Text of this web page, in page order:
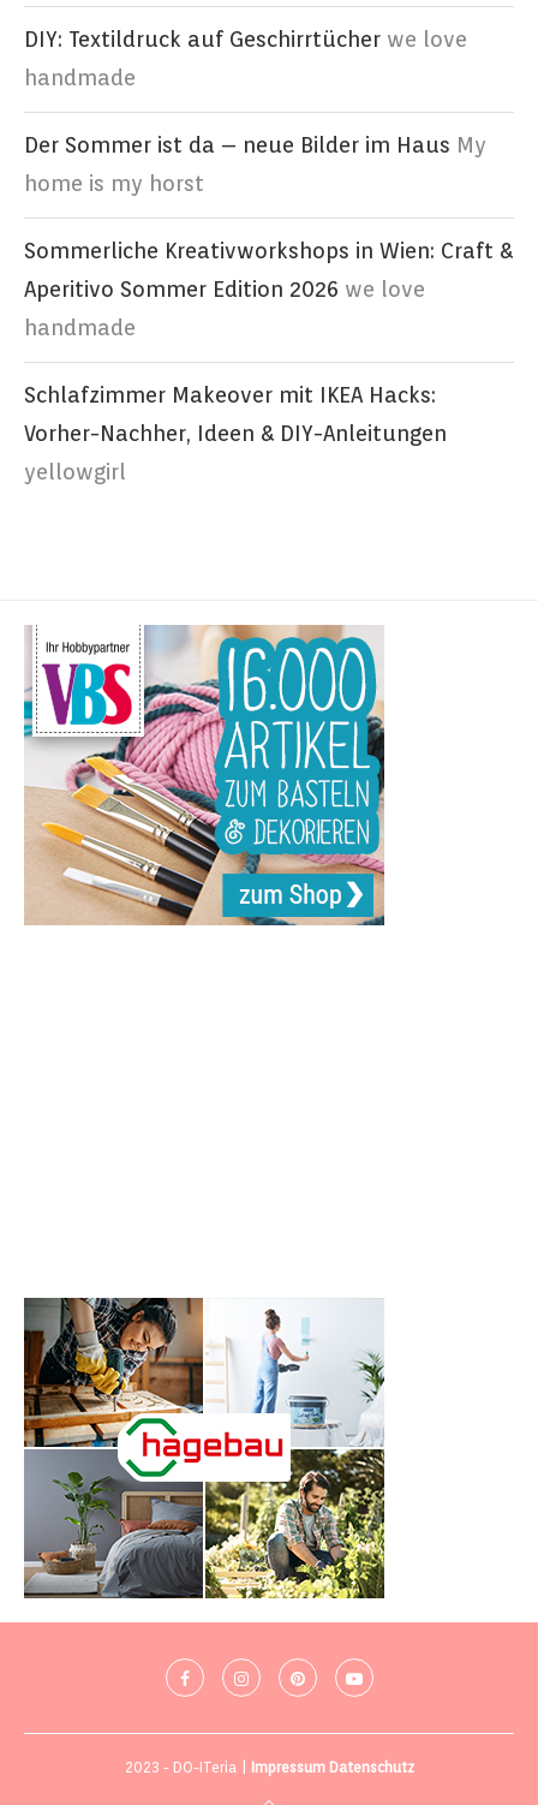
DIY: Textildruck auf Geschirrtücher we love
handmade
Der Sommer ist da – neue Bilder im Haus My
home is my horst
Sommerliche Kreativworkshops in Wien: Craft &
Aperitivo Sommer Edition 2026 we love
handmade
Schlafzimmer Makeover mit IKEA Hacks:
Vorher-Nachher, Ideen & DIY-Anleitungen
yellowgirl
2023 - DO-ITeria | Impressum Datenschutz